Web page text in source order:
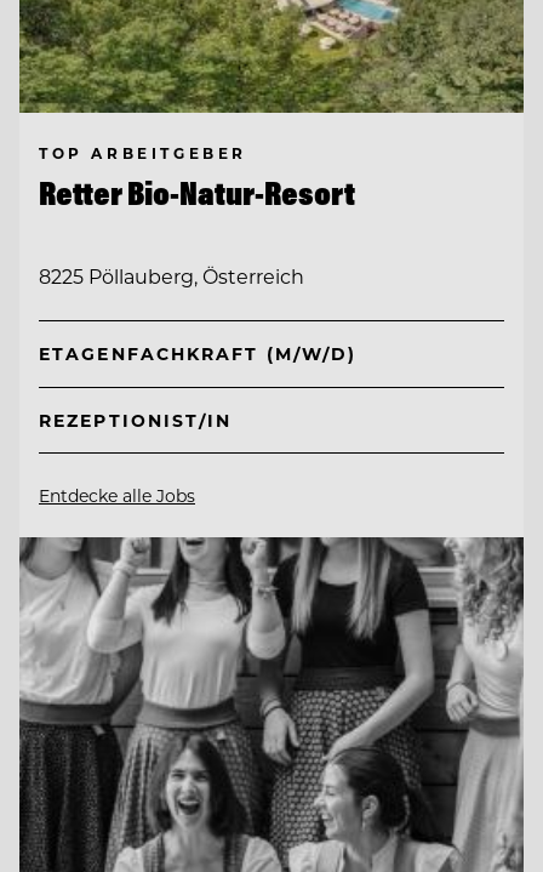
TOP ARBEITGEBER
Retter Bio-Natur-Resort
8225 Pöllauberg, Österreich
ETAGENFACHKRAFT (M/W/D)
REZEPTIONIST/IN
Entdecke alle Jobs